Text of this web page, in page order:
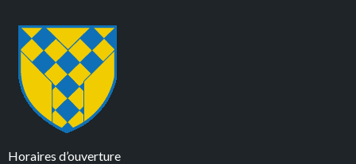
Horaires d’ouverture